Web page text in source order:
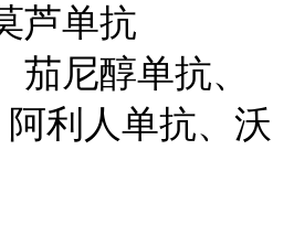
芦单抗
茄尼醇单抗、
利人单抗、沃